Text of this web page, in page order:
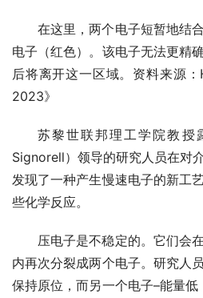
在这里，两个电子短暂地结
电子（红色）。该电子无法更精
后将离开这一区域。资料来源
2023》
苏黎世联邦理工学院教授
Signorell）领导的研究人员在对
发现了一种产生慢速电子的新工
些化学反应。
压电子是不稳定的。它们会
内再次分裂成两个电子。研究人
保持原位，而另一个电子–能量